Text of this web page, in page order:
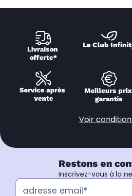
Livraison
offerte*
Le Club
Service après
vente
Meilleurs prix
garantis
Voir
Restons en
Inscrivez-vous à la